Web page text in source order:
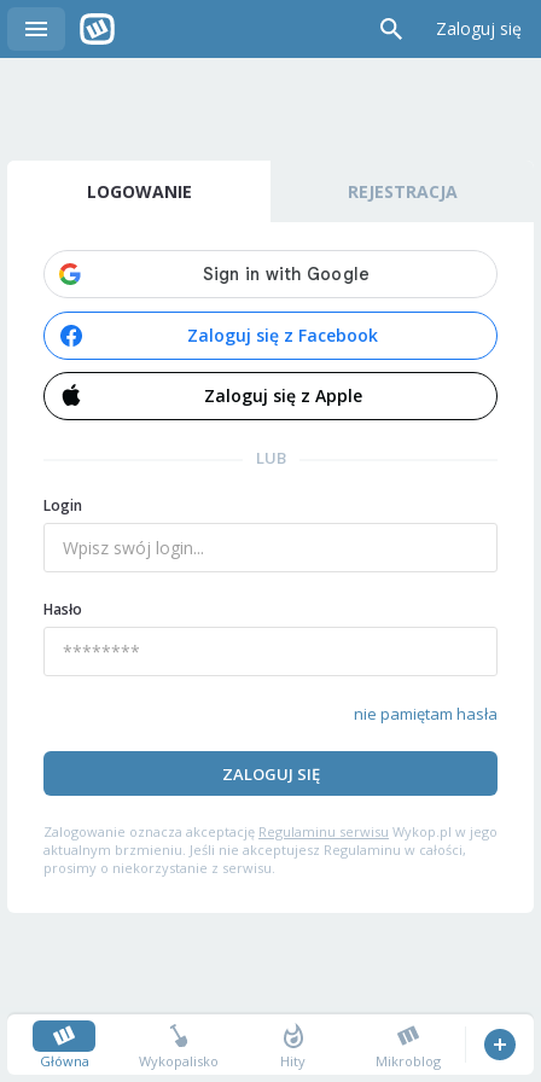
Zaloguj się
LOGOWANIE REJESTRACJA
Zaloguj się z Facebook
Zaloguj się z Apple
LUB
Login
Hasło
nie pamiętam hasła
ZALOGUJ SIĘ
Zalogowanie oznacza akceptację Regulaminu serwisu Wykop.pl w jego
aktualnym brzmieniu. Jeśli nie akceptujesz Regulaminu w całości,
prosimy o niekorzystanie z serwisu.
Główna Wykopalisko Hity Mikroblog